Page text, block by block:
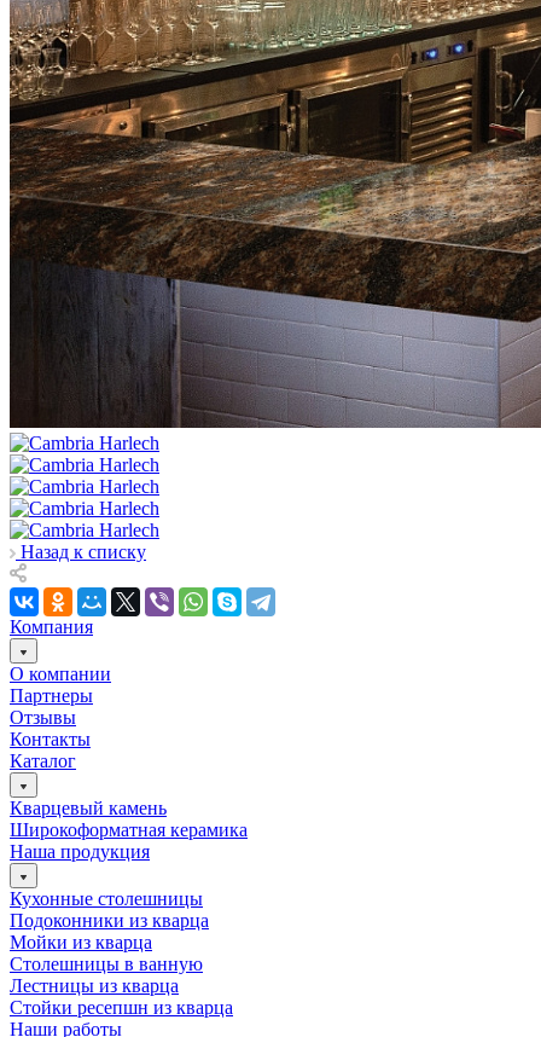
Назад к списку
Компания
О компании
Партнеры
Отзывы
Контакты
Каталог
Кварцевый камень
Широкоформатная керамика
Наша продукция
Кухонные столешницы
Подоконники из кварца
Мойки из кварца
Столешницы в ванную
Лестницы из кварца
Стойки ресепшн из кварца
Наши работы